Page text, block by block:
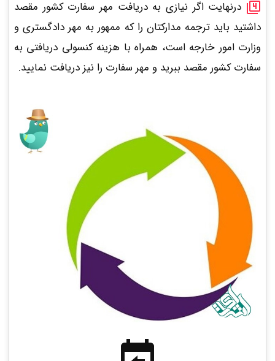
درنهایت اگر نیازی به دریافت مهر سفارت کشور مقصد
داشتید باید ترجمه مدارکتان را که ممهور به مهر دادگستری و
وزارت امور خارجه است، همراه با هزینه کنسولی دریافتی به
سفارت کشور مقصد ببرید و مهر سفارت را نیز دریافت نمایید.